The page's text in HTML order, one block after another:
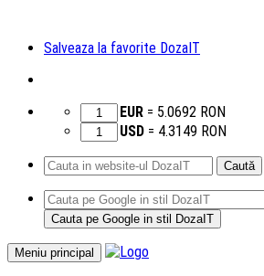
Salveaza la favorite DozaIT
EUR = 5.0692 RON
USD = 4.3149 RON
Caută
după:
Meniu principal
Sari